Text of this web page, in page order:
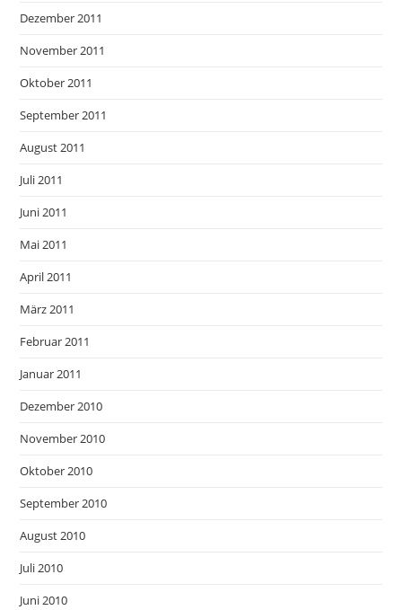
Dezember 2011
November 2011
Oktober 2011
September 2011
August 2011
Juli 2011
Juni 2011
Mai 2011
April 2011
März 2011
Februar 2011
Januar 2011
Dezember 2010
November 2010
Oktober 2010
September 2010
August 2010
Juli 2010
Juni 2010